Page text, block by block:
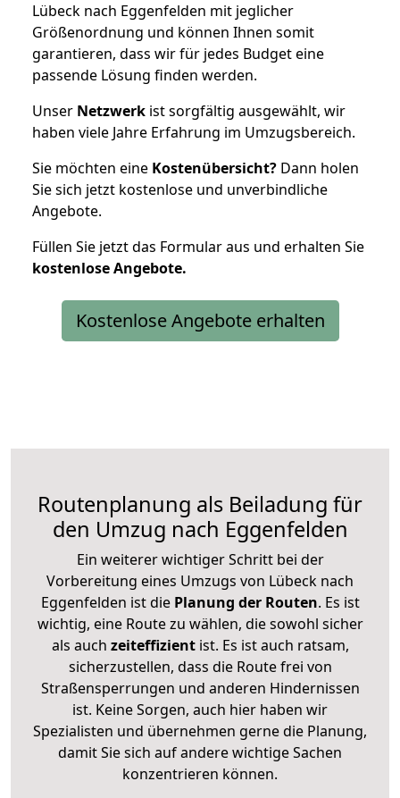
Lübeck nach Eggenfelden mit jeglicher
Größenordnung und können Ihnen somit
garantieren, dass wir für jedes Budget eine
passende Lösung finden werden.
Unser Netzwerk ist sorgfältig ausgewählt, wir
haben viele Jahre Erfahrung im Umzugsbereich.
Sie möchten eine Kostenübersicht? Dann holen
Sie sich jetzt kostenlose und unverbindliche
Angebote.
Füllen Sie jetzt das Formular aus und erhalten Sie
kostenloseAngebote.
Kostenlose Angebote erhalten
Routenplanung als Beiladung für
den Umzug nach Eggenfelden
Ein weiterer wichtiger Schritt bei der
Vorbereitung eines Umzugs von Lübeck nach
Eggenfelden ist diePlanung der Routen. Es ist
wichtig, eine Route zu wählen, die sowohl sicher
als auch zeiteffizientist. Es ist auch ratsam,
sicherzustellen, dass die Route frei von
Straßensperrungen und anderen Hindernissen
ist. Keine Sorgen, auch hier haben wir
Spezialisten und übernehmen gerne die Planung,
damit Sie sich auf andere wichtige Sachen
konzentrieren können.